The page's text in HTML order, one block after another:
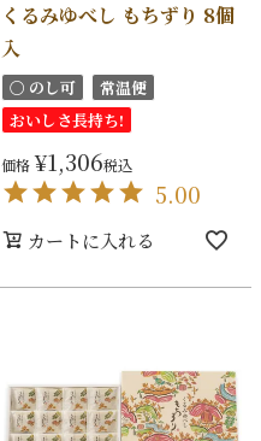
くるみゆべし もちずり 8個
入
〇 のし可
常温便
おいしさ長持ち!
価格 ¥1,306税込
5.00
カートに入れる